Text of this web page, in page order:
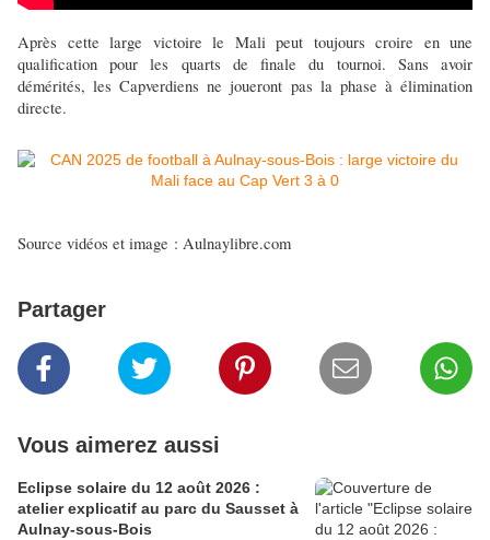
Après cette large victoire le Mali peut toujours croire en une
qualification pour les quarts de finale du tournoi. Sans avoir
démérités, les Capverdiens ne joueront pas la phase à élimination
directe.
Source vidéos et image : Aulnaylibre.com
Partager
Vous aimerez aussi
Eclipse solaire du 12 août 2026 :
atelier explicatif au parc du Sausset à
Aulnay-sous-Bois